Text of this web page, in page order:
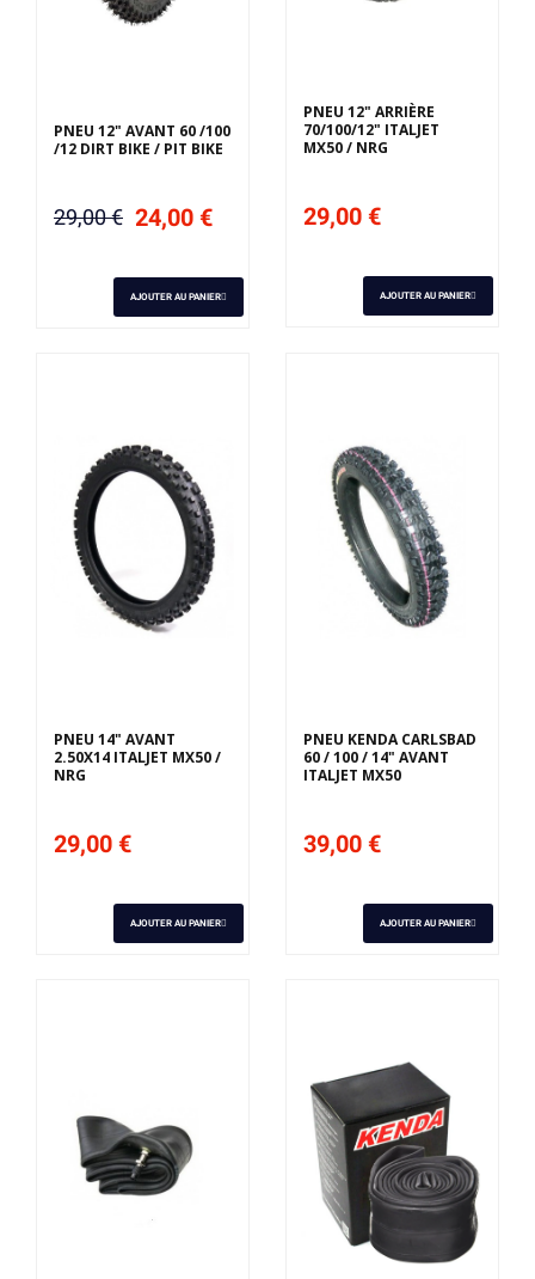
PNEU 12" AVANT 60 /100
/12 DIRT BIKE / PIT BIKE
29,00 € 24,00 €
AJOUTER AU PANIER
PNEU 12" ARRIÈRE
70/100/12" ITALJET
MX50 / NRG
29,00 €
AJOUTER AU PANIER
PNEU 14" AVANT
2.50X14 ITALJET MX50 /
NRG
29,00 €
AJOUTER AU PANIER
PNEU KENDA CARLSBAD
60 / 100 / 14" AVANT
ITALJET MX50
39,00 €
AJOUTER AU PANIER